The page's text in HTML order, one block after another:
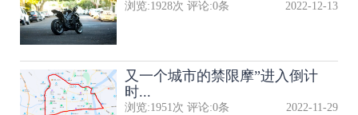
浏览:1928次 评论:0条 2022-12-13
又一个城市的禁限摩”进入倒计
时...
浏览:1951次 评论:0条 2022-11-29